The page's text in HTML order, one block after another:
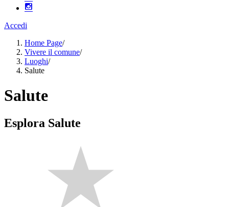
Accedi
Home Page/
Vivere il comune/
Luoghi/
Salute
Salute
Esplora Salute